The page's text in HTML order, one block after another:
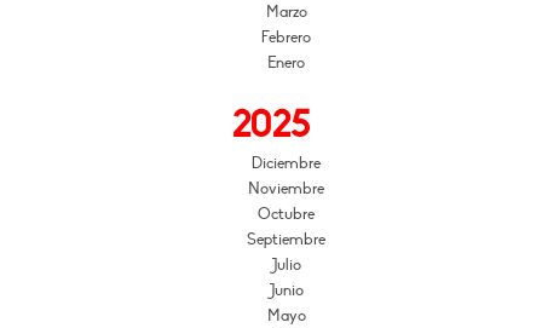
Marzo
Febrero
Enero
2025
Diciembre
Noviembre
Octubre
Septiembre
Julio
Junio
Mayo